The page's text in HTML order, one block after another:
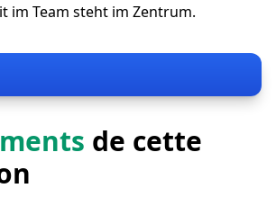
im Team steht im Zentrum.
de cette